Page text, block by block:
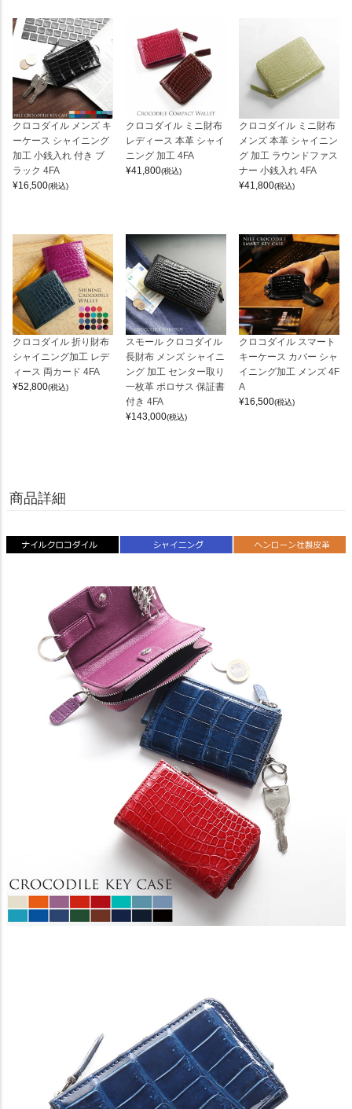
クロコダイル メンズ キ
ーケース シャイニング
加工 小銭入れ 付き ブ
ラック 4FA
¥16,500(税込)
クロコダイル ミニ財布
レディース 本革 シャイ
ニング 加工 4FA
¥41,800(税込)
クロコダイル ミニ財布
メンズ 本革 シャイニン
グ 加工 ラウンドファス
ナー 小銭入れ 4FA
¥41,800(税込)
クロコダイル 折り財布
シャイニング加工 レデ
ィース 両カード 4FA
¥52,800(税込)
スモール クロコダイル
長財布 メンズ シャイニ
ング 加工 センター取り
一枚革 ポロサス 保証書
付き 4FA
¥143,000(税込)
クロコダイル スマート
キーケース カバー シャ
イニング加工 メンズ 4F
A
¥16,500(税込)
商品詳細